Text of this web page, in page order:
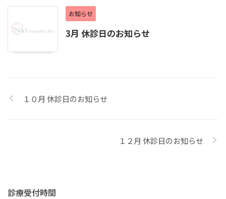
お知らせ
3月 休診日のお知らせ
１０月 休診日のお知らせ
１２月 休診日のお知らせ
診療受付時間